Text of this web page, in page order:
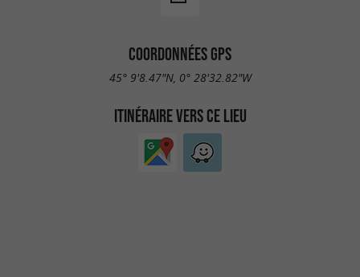
COORDONNÉES GPS
45° 9'8.47"N, 0° 28'32.82"W
ITINÉRAIRE VERS CE LIEU